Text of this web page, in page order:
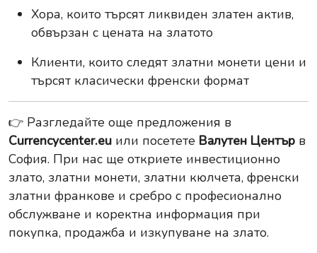
Хора, които търсят ликвиден златен актив,
обвързан с цената на златото
Клиенти, които следят златни монети цени и
търсят класически френски формат
👉 Разгледайте още предложения в
Currencycenter.eu или посетете Валутен Център в
София. При нас ще откриете инвестиционно
злато, златни монети, златни кюлчета, френски
златни франкове и сребро с професионално
обслужване и коректна информация при
покупка, продажба и изкупуване на злато.